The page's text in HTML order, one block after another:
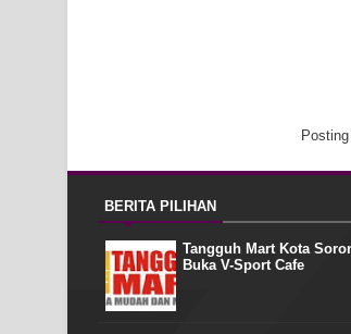
BERITA PILIHAN
Tangguh Mart Kota
Buka V-Sport Cafe